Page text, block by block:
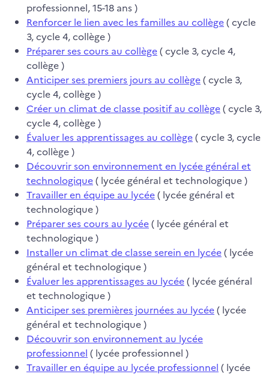
professionnel, 15-18 ans )
Renforcer le lien avec les familles au collège( cycle
3, cycle 4, collège )
Préparer ses cours au collège( cycle 3, cycle 4,
collège )
Anticiper ses premiers jours au collège( cycle 3,
cycle 4, collège )
Créer un climat de classe positif au collège( cycle 3,
cycle 4, collège )
Évaluer les apprentissages au collège( cycle 3, cycle
4, collège )
Découvrir son environnement en lycée général et
technologique( lycée général et technologique )
Travailler en équipe au lycée( lycée général et
technologique )
Préparer ses cours au lycée( lycée général et
technologique )
Installer un climat de classe serein en lycée( lycée
général et technologique )
Évaluer les apprentissages au lycée( lycée général
et technologique )
Anticiper ses premières journées au lycée( lycée
général et technologique )
Découvrir son environnement au lycée
professionnel ( lycée professionnel )
Travailler en équipe au lycée professionnel ( lycée